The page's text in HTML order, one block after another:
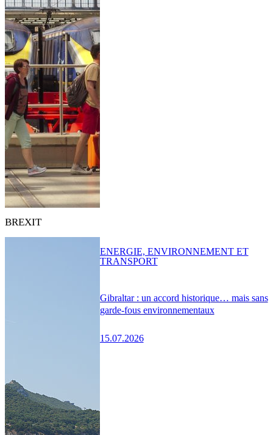
BREXIT
Gibraltar : un accord historique… mais sans
garde-fous environnementaux
15.07.2026
ENERGIE, ENVIRONNEMENT ET
TRANSPORT